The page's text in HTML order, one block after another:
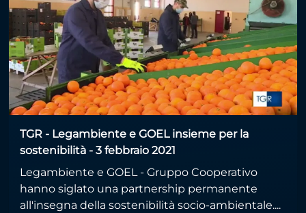
TGR - Legambiente e GOEL insieme per la
sostenibilità - 3 febbraio 2021
Legambiente e GOEL - Gruppo Cooperativo
hanno siglato una partnership permanente
all'insegna della sostenibilità socio-ambientale....